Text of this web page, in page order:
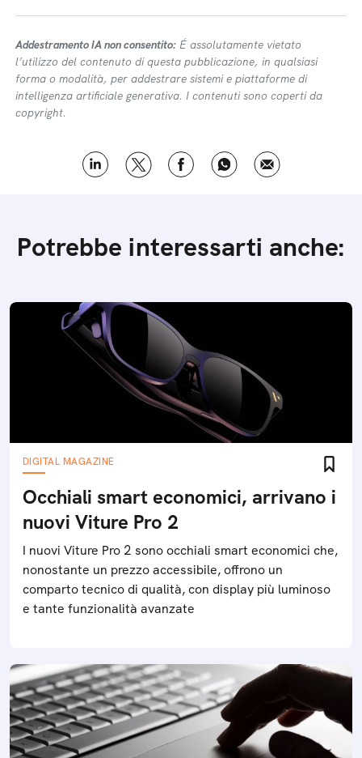
Addestramento IA non consentito: É assolutamente vietato
l’utilizzo del contenuto di questa pubblicazione, in qualsiasi
forma o modalità, per addestrare sistemi e piattaforme di
intelligenza artificiale generativa. I contenuti sono coperti da
copyright.
Potrebbe interessarti anche:
DIGITAL MAGAZINE
Occhiali smart economici, arrivano i
nuovi Viture Pro 2
I nuovi Viture Pro 2 sono occhiali smart economici che,
nonostante un prezzo accessibile, offrono un
comparto tecnico di qualità, con display più luminoso
e tante funzionalità avanzate